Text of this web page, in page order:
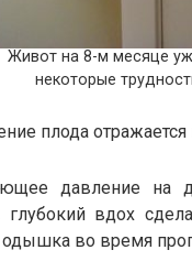
Живот на 8-м месяце
некоторые
плода отражается
давление на
глубокий вдох
одышка во время